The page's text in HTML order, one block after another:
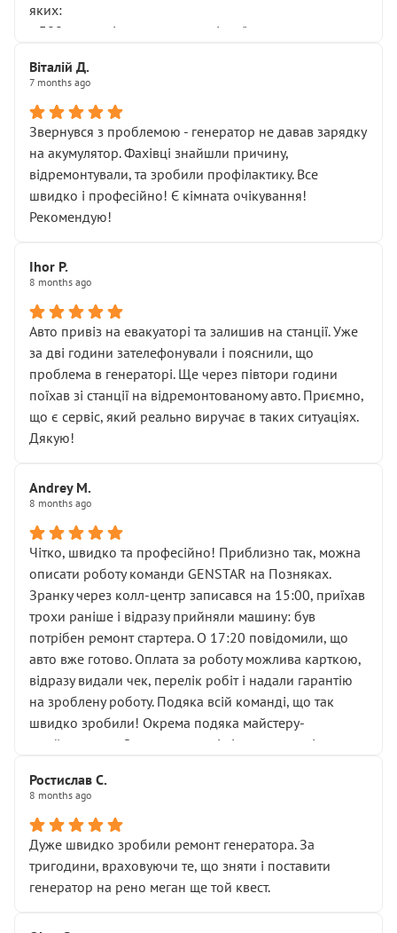
яких:
• 300 грн — діагностика гальмівної системи
НЕ погоджував
послуга. Тим більше, я був поруч і жодної реальної
діагностики ходової не проводилось. Після
зауваження гроші за цю “послугу” повернули, що
лише підтвердило мою правоту.
Але головне — я виїжджаю з боксу, і скрип у гальмах
залишився таким самим, як і був. Тобто оплачена
Далі ситуація тільки погіршилась:
• сказали, що тепер “потрібно знімати колеса”
• що біля авто стояти вже не можна
• почали озвучувати купу додаткових робіт без
чіткого пояснення
( ну все зняли та доробили) дякую!
Окремий момент, який виглядає абсурдно:
мені заявили, що бачок гальмівної рідини потрібно
міняти разом із головним гальмівним циліндром у
Для людини, яка хоча б трохи розуміється на техніці,
це звучить як мінімум непрофесійно, а як максимум —
спроба продати дорогий вузол замість елементарних
ущільнювачів.
Що прикро — це не перший мій візит. Раніше міняв у
вас стартер, і тоді сервіс наче справив хороше
враження. Але згодом знайшов декілька гайок під
лобовим склом. Мені пояснили, що це “старі гайки, які
відкручували”, і попросили не хвилюватися. ( надіюсь
новий власник, не застяг в полі))
Але після нинішнього візиту такі дрібниці вже не
здаються дрібницями.
Я — клієнт, який працює на довірі, і саме її цей сервіс
Хотілося б більше:
• належної уваги до авто
• прозорості в роботах і рахунках
• реальної діагностики, а не формального
“подивились і поїхав”
На жаль, складається враження, що сервіс працює не
Віталій Д.
7 months ago
Звернувся з проблемою - генератор не давав зарядку
на акумулятор. Фахівці знайшли причину,
відремонтували, та зробили профілактику. Все
швидко і професійно! Є кімната очікування!
Рекомендую!
Ihor P.
8 months ago
Авто привіз на евакуаторі та залишив на станції. Уже
за дві години зателефонували і пояснили, що
проблема в генераторі. Ще через півтори години
поїхав зі станції на відремонтованому авто. Приємно,
що є сервіс, який реально виручає в таких ситуаціях.
Дякую!
Andrey M.
8 months ago
Чітко, швидко та професійно! Приблизно так, можна
описати роботу команди GENSTAR на Позняках.
Зранку через колл-центр записався на 15:00, приїхав
трохи раніше і відразу прийняли машину: був
потрібен ремонт стартера. О 17:20 повідомили, що
авто вже готово. Оплата за роботу можлива карткою,
відразу видали чек, перелік робіт і надали гарантію
на зроблену роботу. Подяка всій команді, що так
швидко зробили! Окрема подяка майстеру-
приймальнику Олександру: всі чітко та по суті.
звертатися до цього автосервісу.
Ростислав С.
8 months ago
Дуже швидко зробили ремонт генератора. За
тригодини, враховуючи те, що зняти і поставити
генератор на рено меган ще той квест.